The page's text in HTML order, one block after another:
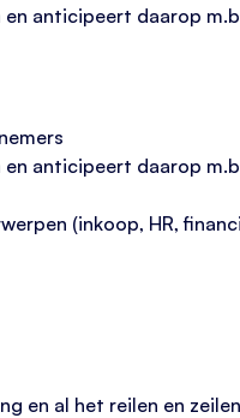
anticipeert daarop
anticipeert daarop
(inkoop, HR,
en al het reilen en